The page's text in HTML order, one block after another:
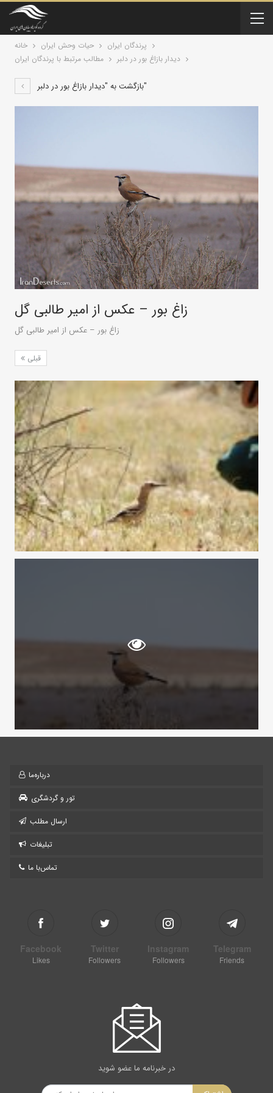
خانه حیات وحش ایران
پرندگان ایران
مطالب مرتبط با پرندگان ايران
ديدار بازاغ بور در دلبر
بازگشت به "ديدار بازاغ بور در دلبر"
زاغ بور – عکس از امیر طالبی گل
زاغ بور – عکس از امیر طالبی گل
قبلی
درباره‌ما
تور و گردشگری
ارسال مطلب
تبلیغات
تماس‌با ما
Facebook
Likes
Twitter
Followers
Instagram
Followers
Telegram
Friends
در خبرنامه ما عضو شوید